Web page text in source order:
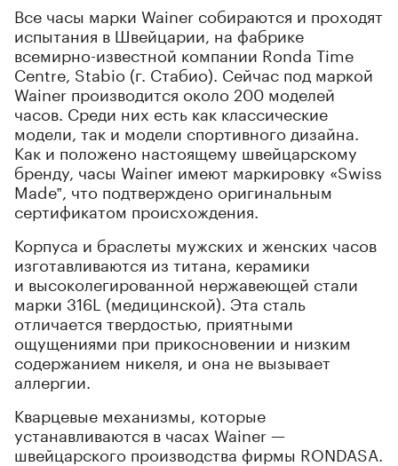
Все часы марки Wainer собираются и проходят
испытания в Швейцарии, на фабрике
всемирно-известной компании Ronda Time
Centre, Stabio (г. Стабио). Сейчас под маркой
Wainer производится около 200 моделей
часов. Среди них есть как классические
модели, так и модели спортивного дизайна.
Как и положено настоящему швейцарскому
бренду, часы Wainer имеют маркировку «Swiss
Made‟, что подтверждено оригинальным
сертификатом происхождения.
Корпуса и браслеты мужских и женских часов
изготавливаются из титана, керамики
и высоколегированной нержавеющей стали
марки 316L (медицинской). Эта сталь
отличается твердостью, приятными
ощущениями при прикосновении и низким
содержанием никеля, и она не вызывает
аллергии.
Кварцевые механизмы, которые
устанавливаются в часах Wainer —
швейцарского производства фирмы RONDASA.